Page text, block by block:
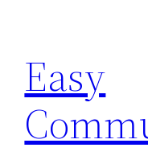
contenu
Easy